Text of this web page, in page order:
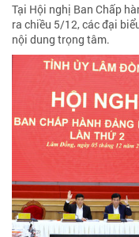
Tại Hội nghị Ban Chấp
ra chiều 5/12, các đại
nội dung trọng tâm.